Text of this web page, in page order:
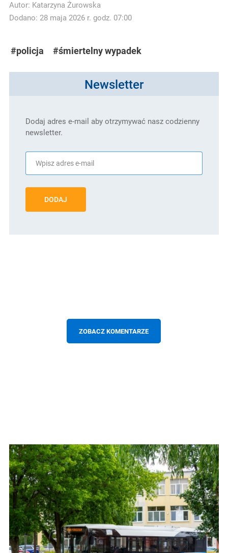
Autor: Katarzyna Żurowska
Dodano: 28 maja 2026 r. godz. 07:00
#policja #śmiertelny wypadek
Newsletter
Dodaj adres e-mail aby otrzymywać nasz codzienny
newsletter.
DODAJ
ZOBACZ KOMENTARZE